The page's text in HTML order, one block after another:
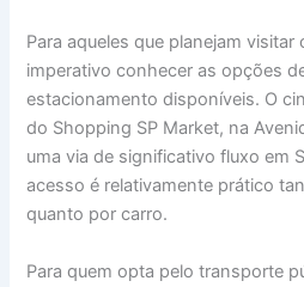
Para aqueles que planejam visitar
imperativo conhecer as opções
estacionamento disponíveis. O
do Shopping SP Market, na
uma via de significativo fluxo em
acesso é relativamente prático
quanto por carro.
Para quem opta pelo transporte